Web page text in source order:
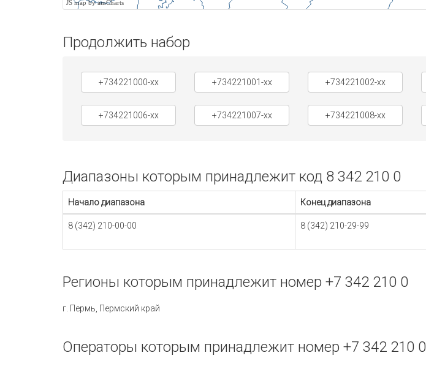
JS map by amCharts
Продолжить набор
+734221000-xx +734221001-xx +734221002-xx
+734221006-xx +734221007-xx +734221008-xx
Диапазоны которым принадлежит код 8 342 210 0
Начало диапазона Конец диапазона
8 (342) 210-00-00 8 (342) 210-29-99
Регионы которым принадлежит номер +7 342 210 0
г. Пермь, Пермский край
Операторы которым принадлежит номер +7 342 210 0